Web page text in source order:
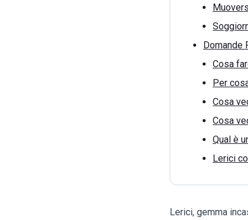
Domande
Cosa
Per
Cosa
Cosa
Qual è
Lerici
Lerici, gemma